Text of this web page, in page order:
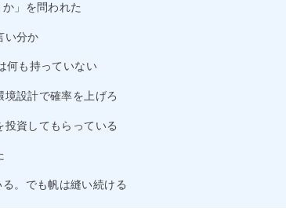
」を問われた
い分か
何も持っていない
設計で確率を上げろ
資してもらっている
。でも帆は縫い続ける